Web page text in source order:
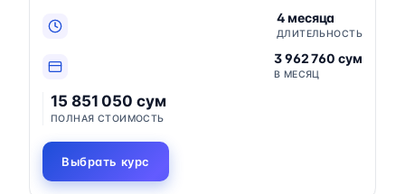
4 месяца
ДЛИТЕЛЬНОСТЬ
3 962 760 сум
В МЕСЯЦ
15 851 050 сум
ПОЛНАЯ СТОИМОСТЬ
Выбрать курс